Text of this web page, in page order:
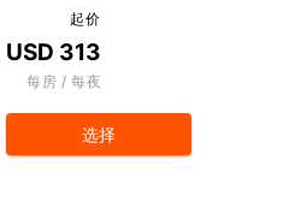
起价
USD 313
每房 / 每夜
选择